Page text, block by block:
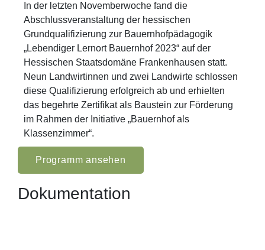
In der letzten Novemberwoche fand die
Abschlussveranstaltung der hessischen
Grundqualifizierung zur Bauernhofpädagogik
„Lebendiger Lernort Bauernhof 2023“ auf der
Hessischen Staatsdomäne Frankenhausen statt.
Neun Landwirtinnen und zwei Landwirte schlossen
diese Qualifizierung erfolgreich ab und erhielten
das begehrte Zertifikat als Baustein zur Förderung
im Rahmen der Initiative „Bauernhof als
Klassenzimmer“.
Programm ansehen
Dokumentation